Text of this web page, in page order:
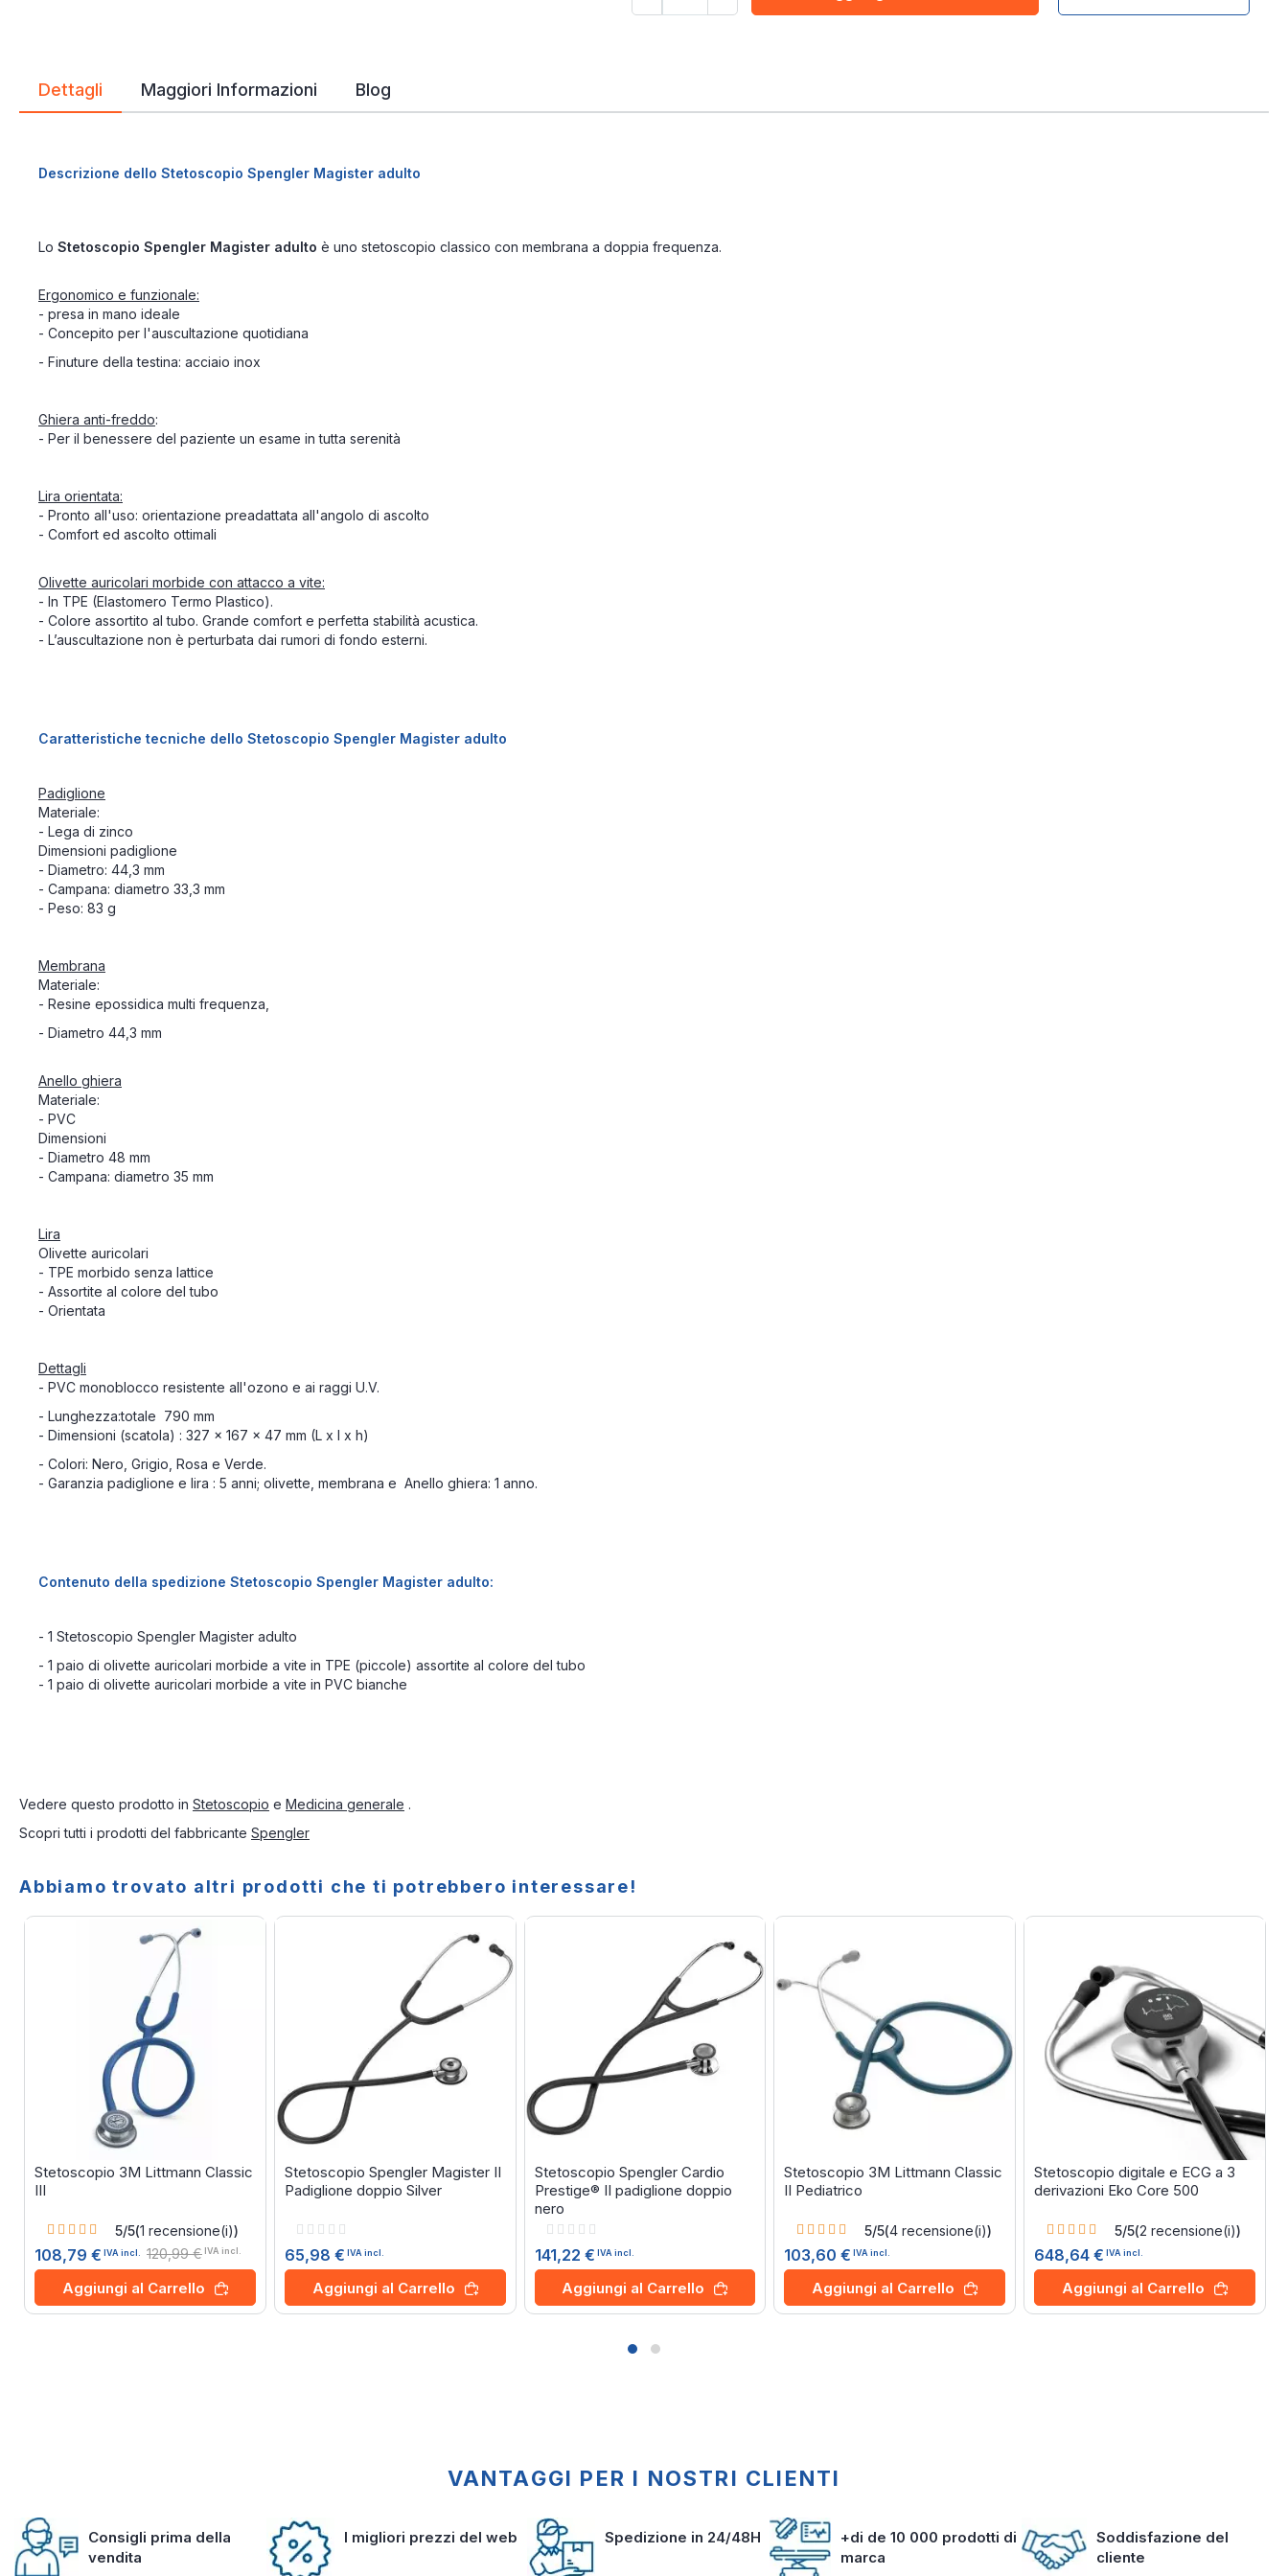
Dettagli
Descrizione dello Stetoscopio Spengler Magister adulto
Lo Stetoscopio Spengler Magister adulto è uno stetoscopio classico con membrana a doppia frequenza.
Ergonomico e funzionale:
- presa in mano ideale
- Concepito per l'auscultazione quotidiana
- Finuture della testina: acciaio inox
Ghiera anti-freddo:
- Per il benessere del paziente un esame in tutta serenità
Lira orientata:
- Pronto all'uso: orientazione preadattata all'angolo di ascolto
- Comfort ed ascolto ottimali
Olivette auricolari morbide con attacco a vite:
- In TPE (Elastomero Termo Plastico).
- Colore assortito al tubo. Grande comfort e perfetta stabilità acustica.
- L’auscultazione non è perturbata dai rumori di fondo esterni.
Caratteristiche tecniche dello Stetoscopio Spengler Magister adulto
Padiglione
Materiale:
- Lega di zinco
Dimensioni padiglione
- Diametro: 44,3 mm
- Campana: diametro 33,3 mm
- Peso: 83 g
Membrana
Materiale:
- Resine epossidica multi frequenza,
- Diametro 44,3 mm
Anello ghiera
Materiale:
- PVC
Dimensioni
- Diametro 48 mm
- Campana: diametro 35 mm
Lira
Olivette auricolari
- TPE morbido senza lattice
- Assortite al colore del tubo
- Orientata
Dettagli
- PVC monoblocco resistente all'ozono e ai raggi U.V.
- Lunghezza:totale 790 mm
- Dimensioni (scatola) : 327 x 167 x 47 mm (L x l x h)
- Colori: Nero, Grigio, Rosa e Verde.
- Garanzia padiglione e lira : 5 anni; olivette, membrana e Anello ghiera: 1 anno.
Contenuto della spedizione Stetoscopio Spengler Magister adulto:
- 1 Stetoscopio Spengler Magister adulto
- 1 paio di olivette auricolari morbide a vite in TPE (piccole) assortite al colore del tubo
- 1 paio di olivette auricolari morbide a vite in PVC bianche
Maggiori Informazioni Blog
Vedere questo prodotto in Stetoscopio e Medicina generale .
Scopri tutti i prodotti del fabbricante Spengler
Abbiamo trovato altri prodotti che ti potrebbero interessare!
Stetoscopio 3M Littmann Classic
III
Rating:
5/5(1 recensione(i))
108,79 € IVA incl. 120,99 € IVA incl.
Aggiungi al Carrello
Stetoscopio Spengler Magister II
Padiglione doppio Silver
Rating:
65,98 € IVA incl.
Aggiungi al Carrello
Stetoscopio Spengler Cardio
Prestige® II padiglione doppio
nero
Rating:
141,22 € IVA incl.
Aggiungi al Carrello
Stetoscopio 3M Littmann Classic
II Pediatrico
Rating:
5/5(4 recensione(i))
103,60 € IVA incl.
Aggiungi al Carrello
Stetoscopio digitale e ECG a 3
derivazioni Eko Core 500
Rating:
5/5(2 recensione(i))
648,64 € IVA incl.
Aggiungi al Carrello
VANTAGGI PER I NOSTRI CLIENTI
Consigli prima della
vendita
I migliori prezzi del web Spedizione in 24/48H
+di de 10 000 prodotti di
marca
Soddisfazione del
cliente